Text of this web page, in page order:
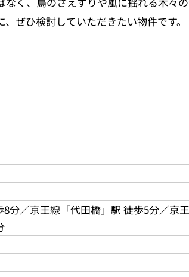
ぜひ検討していただきたい物件です。
分／京王線「代田橋」駅 徒歩5分／京